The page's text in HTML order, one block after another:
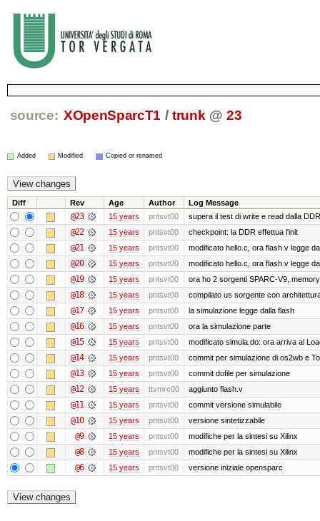
source: XOpenSparcT1 / trunk @ 23
Added Modified Copied or renamed
Diff Rev Age Author Log Message
@23 15 years pntsvt00 supera il test di write e read dalla DDR
@22 15 years pntsvt00 checkpoint: la DDR effettua l'init
@21 15 years pntsvt00 modificato hello.c, ora flash.v legge
@20 15 years pntsvt00 modificato hello.c, ora flash.v legge
@19 15 years pntsvt00 ora ho 2 sorgenti SPARC-V9,
@18 15 years pntsvt00 compilato us sorgente con
@17 15 years pntsvt00 la simulazione legge dalla flash
@16 15 years pntsvt00 ora la simulazione parte
@15 15 years pntsvt00 modificato simula.do: ora arriva al
@14 15 years pntsvt00 commit per simulazione di os2wb e
@13 15 years pntsvt00 commit dofile per simulazione
@12 15 years ttvmrc00 aggiunto flash.v
@11 15 years pntsvt00 commit versione simulabile
@10 15 years pntsvt00 versione sintetizzabile
@9 15 years pntsvt00 modifiche per la sintesi su Xilinx
@8 15 years pntsvt00 modifiche per la sintesi su Xilinx
@6 15 years pntsvt00 versione iniziale opensparc